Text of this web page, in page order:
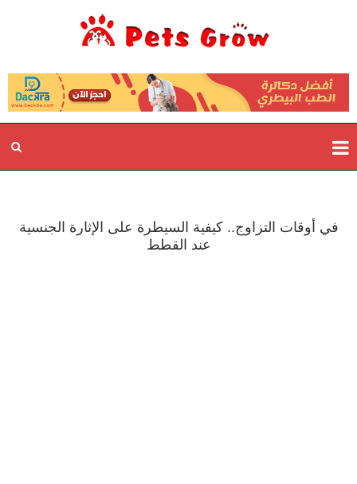
في أوقات التزاوج.. كيفية السيطرة على الإثارة الجنسية
عند القطط